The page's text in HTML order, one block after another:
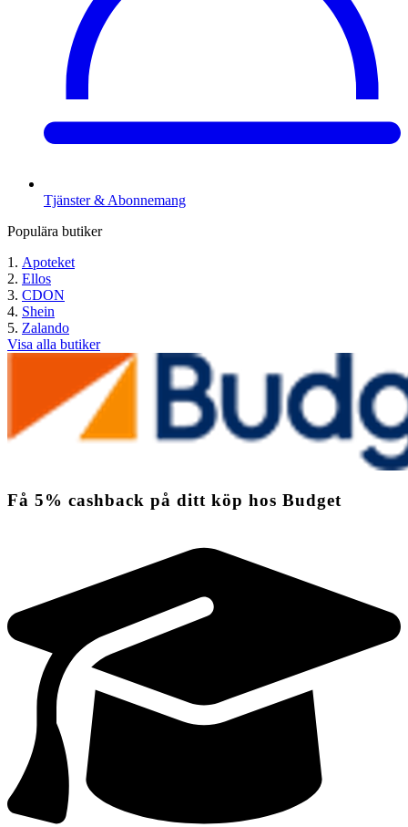
Tjänster & Abonnemang
Populära butiker
Apoteket
Ellos
CDON
Shein
Zalando
Visa alla butiker
Få 5% cashback på ditt köp hos Budget